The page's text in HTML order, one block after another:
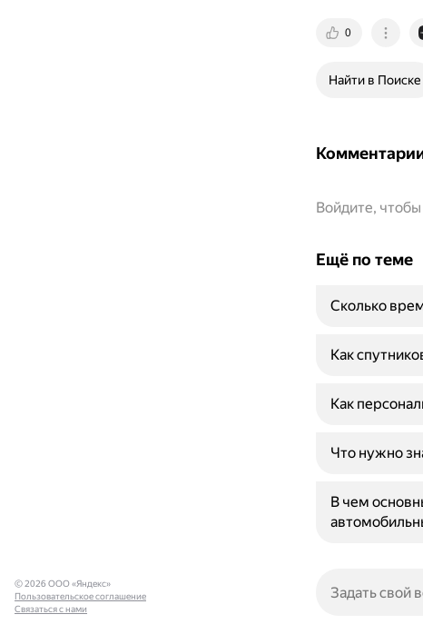
0
Найти в Поиске
Войдите,
Ещё по теме
Сколько
Как
Как
Что нужно
В чем
© 2026 ООО «Яндекс»
Пользовательское соглашение
Связаться с нами